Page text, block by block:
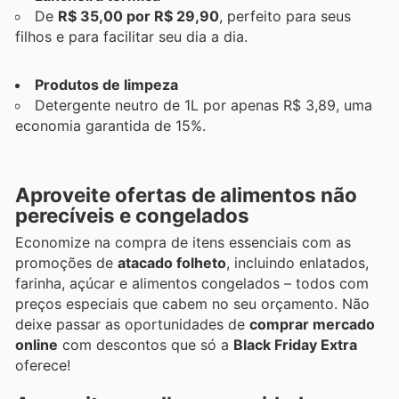
De R$ 35,00 por R$ 29,90, perfeito para seus
filhos e para facilitar seu dia a dia.
Produtos de limpeza
Detergente neutro de 1L por apenas R$ 3,89, uma
economia garantida de 15%.
Aproveite ofertas de alimentos não
perecíveis e congelados
Economize na compra de itens essenciais com as
promoções de atacado folheto, incluindo enlatados,
farinha, açúcar e alimentos congelados – todos com
preços especiais que cabem no seu orçamento. Não
deixe passar as oportunidades de comprar mercado
online com descontos que só a Black Friday Extra
oferece!